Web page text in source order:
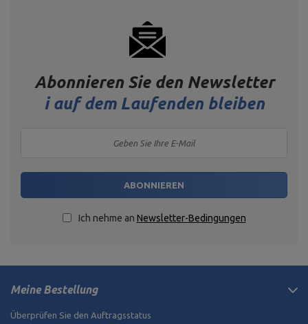
Abonnieren Sie den Newsletter
iauf dem Laufenden bleiben
ABONNIEREN
Ich nehme an Newsletter-Bedingungen
Meine Bestellung
Überprüfen Sie den Auftragsstatus